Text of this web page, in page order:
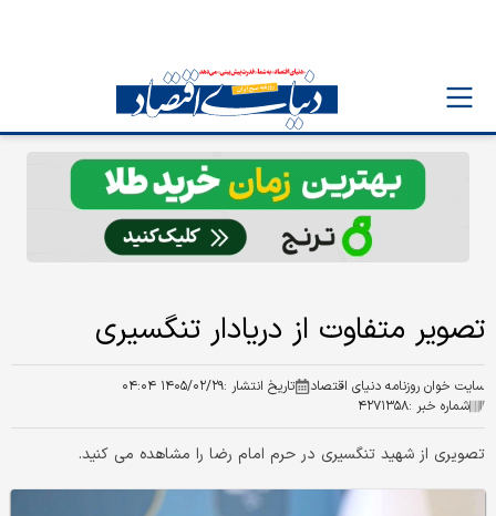
تصویر متفاوت از دریادار تنگسیری
سایت خوان روزنامه دنیای اقتصاد تاریخ انتشار :۱۴۰۵/۰۲/۲۹ ۰۴:۰۴
شماره خبر :۴۲۷۱۳۵۸
تصویری از شهید تنگسیری در حرم امام رضا را مشاهده می کنید.